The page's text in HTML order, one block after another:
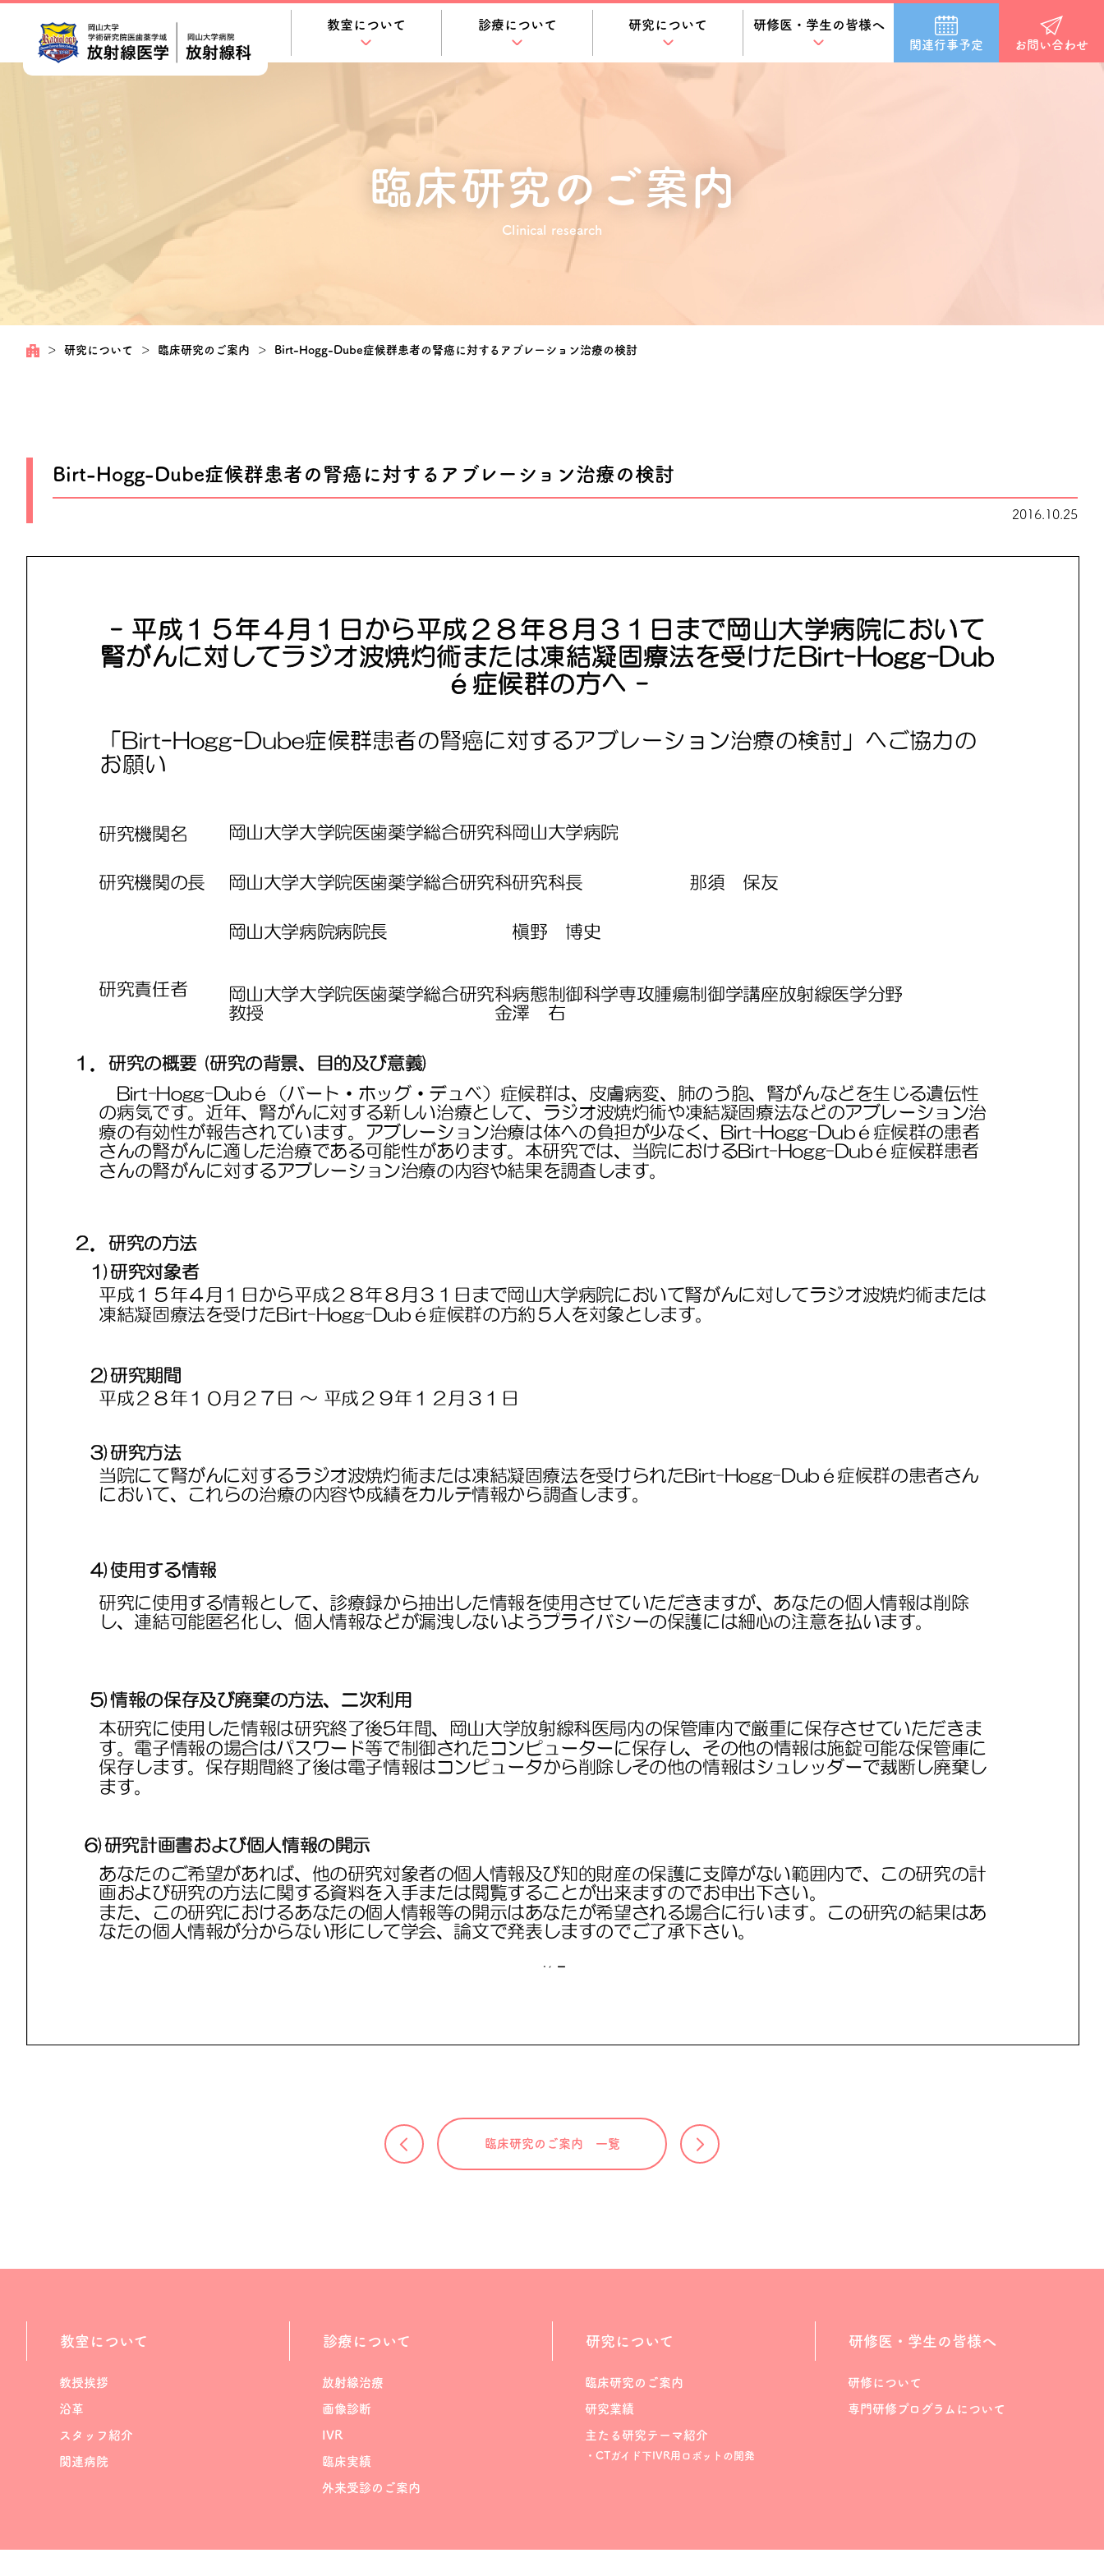
教室について 診療について 研究について 研修医・学生の皆様へ
関連行事予定 お問い合わせ
臨床研究のご案内
Clinical research
＞ 研究について ＞ 臨床研究のご案内 ＞ Birt-Hogg-Dube症候群患者の腎癌に対するアブレーション治療の検討
Birt-Hogg-Dube症候群患者の腎癌に対するアブレーション治療の検討
2016.10.25
臨床研究のご案内 一覧
教室について
教授挨拶
沿革
スタッフ紹介
関連病院
診療について
放射線治療
画像診断
IVR
臨床実績
外来受診のご案内
研究について
臨床研究のご案内
研究業績
主たる研究テーマ紹介
・CTガイド下IVR用ロボットの開発
研修医・学生の皆様へ
研修について
専門研修プログラムについて